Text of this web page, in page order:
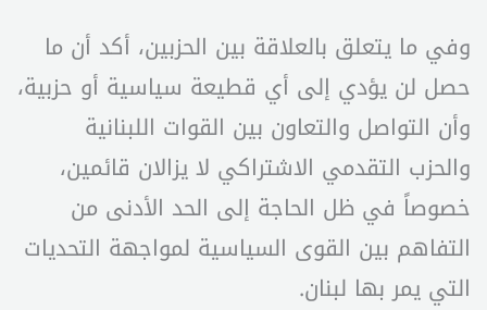
وفي ما يتعلق بالعلاقة بين الحزبين، أكد أن ما
حصل لن يؤدي إلى أي قطيعة سياسية أو حزبية،
وأن التواصل والتعاون بين القوات اللبنانية
والحزب التقدمي الاشتراكي لا يزالان قائمين،
خصوصاً في ظل الحاجة إلى الحد الأدنى من
التفاهم بين القوى السياسية لمواجهة التحديات
التي يمر بها لبنان.